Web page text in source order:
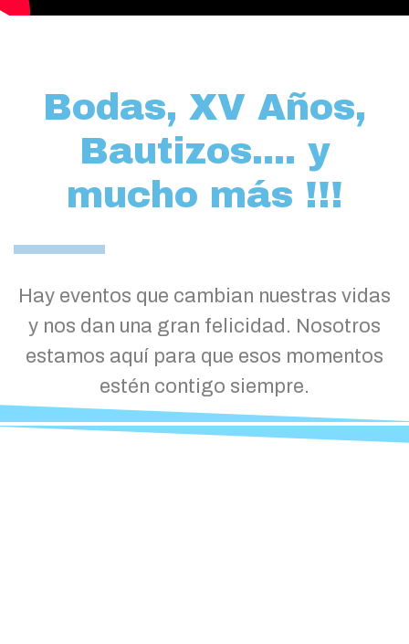
Bodas, XV Años,
Bautizos.... y
mucho más !!!
Hay eventos que cambian nuestras vidas
y nos dan una gran felicidad. Nosotros
estamos aquí para que esos momentos
estén contigo siempre.